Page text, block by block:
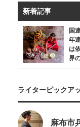
新着記事
国
年
は
界
ライターピックア
麻布市